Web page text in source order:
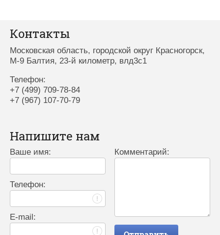
Контакты
Московская область, городской округ Красногорск,
М-9 Балтия, 23-й километр, влд3с1
Телефон:
+7 (499) 709-78-84
+7 (967) 107-70-79
Напишите нам
Ваше имя:
Телефон:
E-mail:
Комментарий: